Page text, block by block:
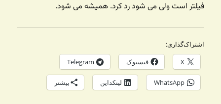
فیلتر است ولی می شود رد کرد. همیشه می شود.
اشتراک‌گذاری:
X فیسبوک Telegram
WhatsApp لینکداین بیشتر